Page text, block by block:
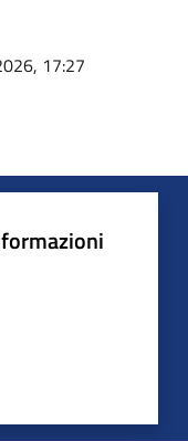
17:27